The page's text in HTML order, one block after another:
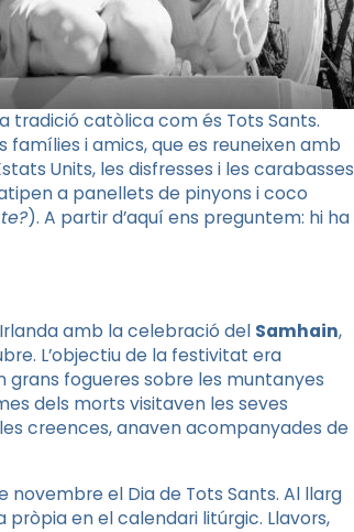
tradició catòlica com és Tots Sants.
i amics, que es reuneixen amb
Units, les disfresses i les carabasses
a panellets de pinyons i coco
). A partir d’aquí ens preguntem: hi ha
Irlanda amb la celebració del Samhain,
L’objectiu de la festivitat era
grans fogueres sobre les muntanyes
dels morts visitaven les seves
creences, anaven acompanyades de
novembre el Dia de Tots Sants. Al llarg
en el calendari litúrgic. Llavors,